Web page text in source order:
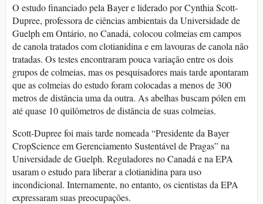
O estudo financiado pela Bayer e liderado por Cynthia Scott-
Dupree, professora de ciências ambientais da Universidade de
Guelph em Ontário, no Canadá, colocou colmeias em campos
de canola tratados com clotianidina e em lavouras de canola não
tratadas. Os testes encontraram pouca variação entre os dois
grupos de colmeias, mas os pesquisadores mais tarde apontaram
que as colmeias do estudo foram colocadas a menos de 300
metros de distância uma da outra. As abelhas buscam pólen em
até quase 10 quilômetros de distância de suas colmeias.
Scott-Dupree foi mais tarde nomeada “Presidente da Bayer
CropScience em Gerenciamento Sustentável de Pragas” na
Universidade de Guelph. Reguladores no Canadá e na EPA
usaram o estudo para liberar a clotianidina para uso
incondicional. Internamente, no entanto, os cientistas da EPA
expressaram suas preocupações.